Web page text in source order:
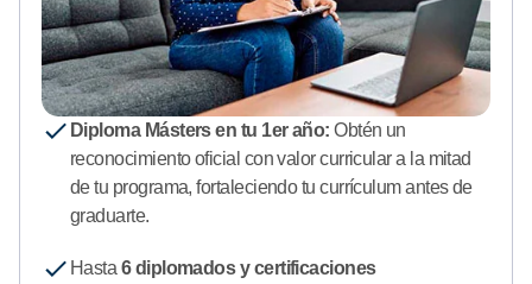
Diploma Másters en tu 1er año: Obtén un
reconocimiento oficial con valor curricular a la mitad
de tu programa, fortaleciendo tu currículum antes de
graduarte.
Hasta 6 diplomados y certificaciones